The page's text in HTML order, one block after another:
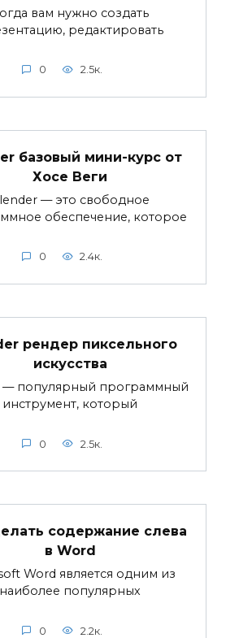
вам нужно создать
редактировать
0 2.5к.
базовый мини-курс от
Хосе Веги
— это свободное
обеспечение, которое
0 2.4к.
рендер пиксельного
искусства
— популярный программный
инструмент, который
0 2.5к.
содержание слева
в Word
Word является одним из
наиболее популярных
0 2.2к.